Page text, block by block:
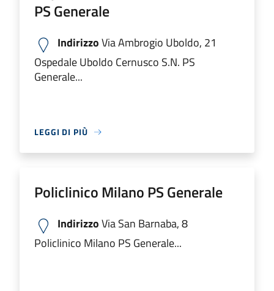
PS Generale
IndirizzoVia Ambrogio Uboldo, 21
Ospedale Uboldo Cernusco S.N. PS
Generale...
LEGGI DI PIÙ
Policlinico Milano PS Generale
IndirizzoVia San Barnaba, 8
Policlinico Milano PS Generale...